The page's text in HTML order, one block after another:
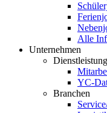
Alle
Unternehmen
YC-
Branchen